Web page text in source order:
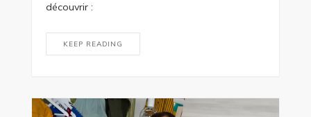
découvrir :
KEEP READING